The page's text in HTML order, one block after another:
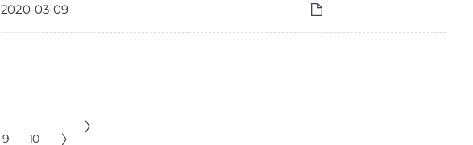
2020-03-09
9 10 〉
〉